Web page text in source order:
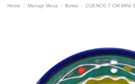
Home Menaje Mesa Bolws CUENCO 7 CM MINI